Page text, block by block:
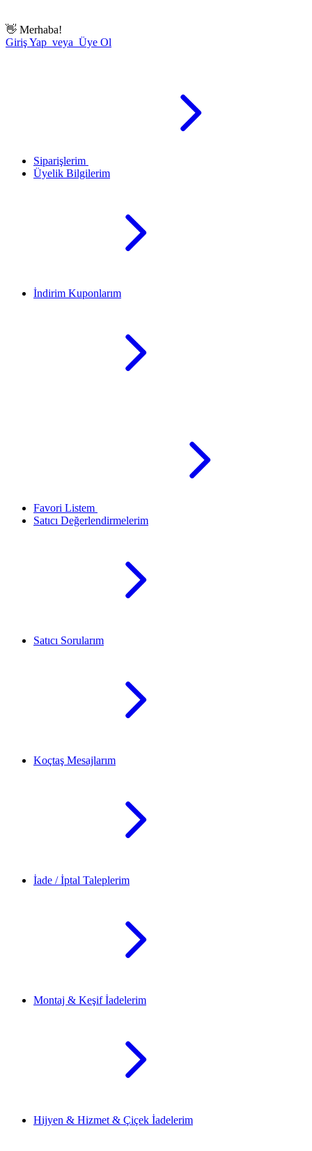
👋 Merhaba!
Giriş Yap veya Üye Ol
Siparişlerim
Üyelik Bilgilerim
İndirim Kuponlarım
Favori Listem
Satıcı Değerlendirmelerim
Satıcı Sorularım
Koçtaş Mesajlarım
İade / İptal Taleplerim
Montaj & Keşif İadelerim
Hijyen & Hizmet & Çiçek İadelerim